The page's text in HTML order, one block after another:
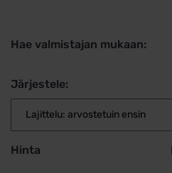
Hae valmistajan mukaan:
Järjestele:
Hinta